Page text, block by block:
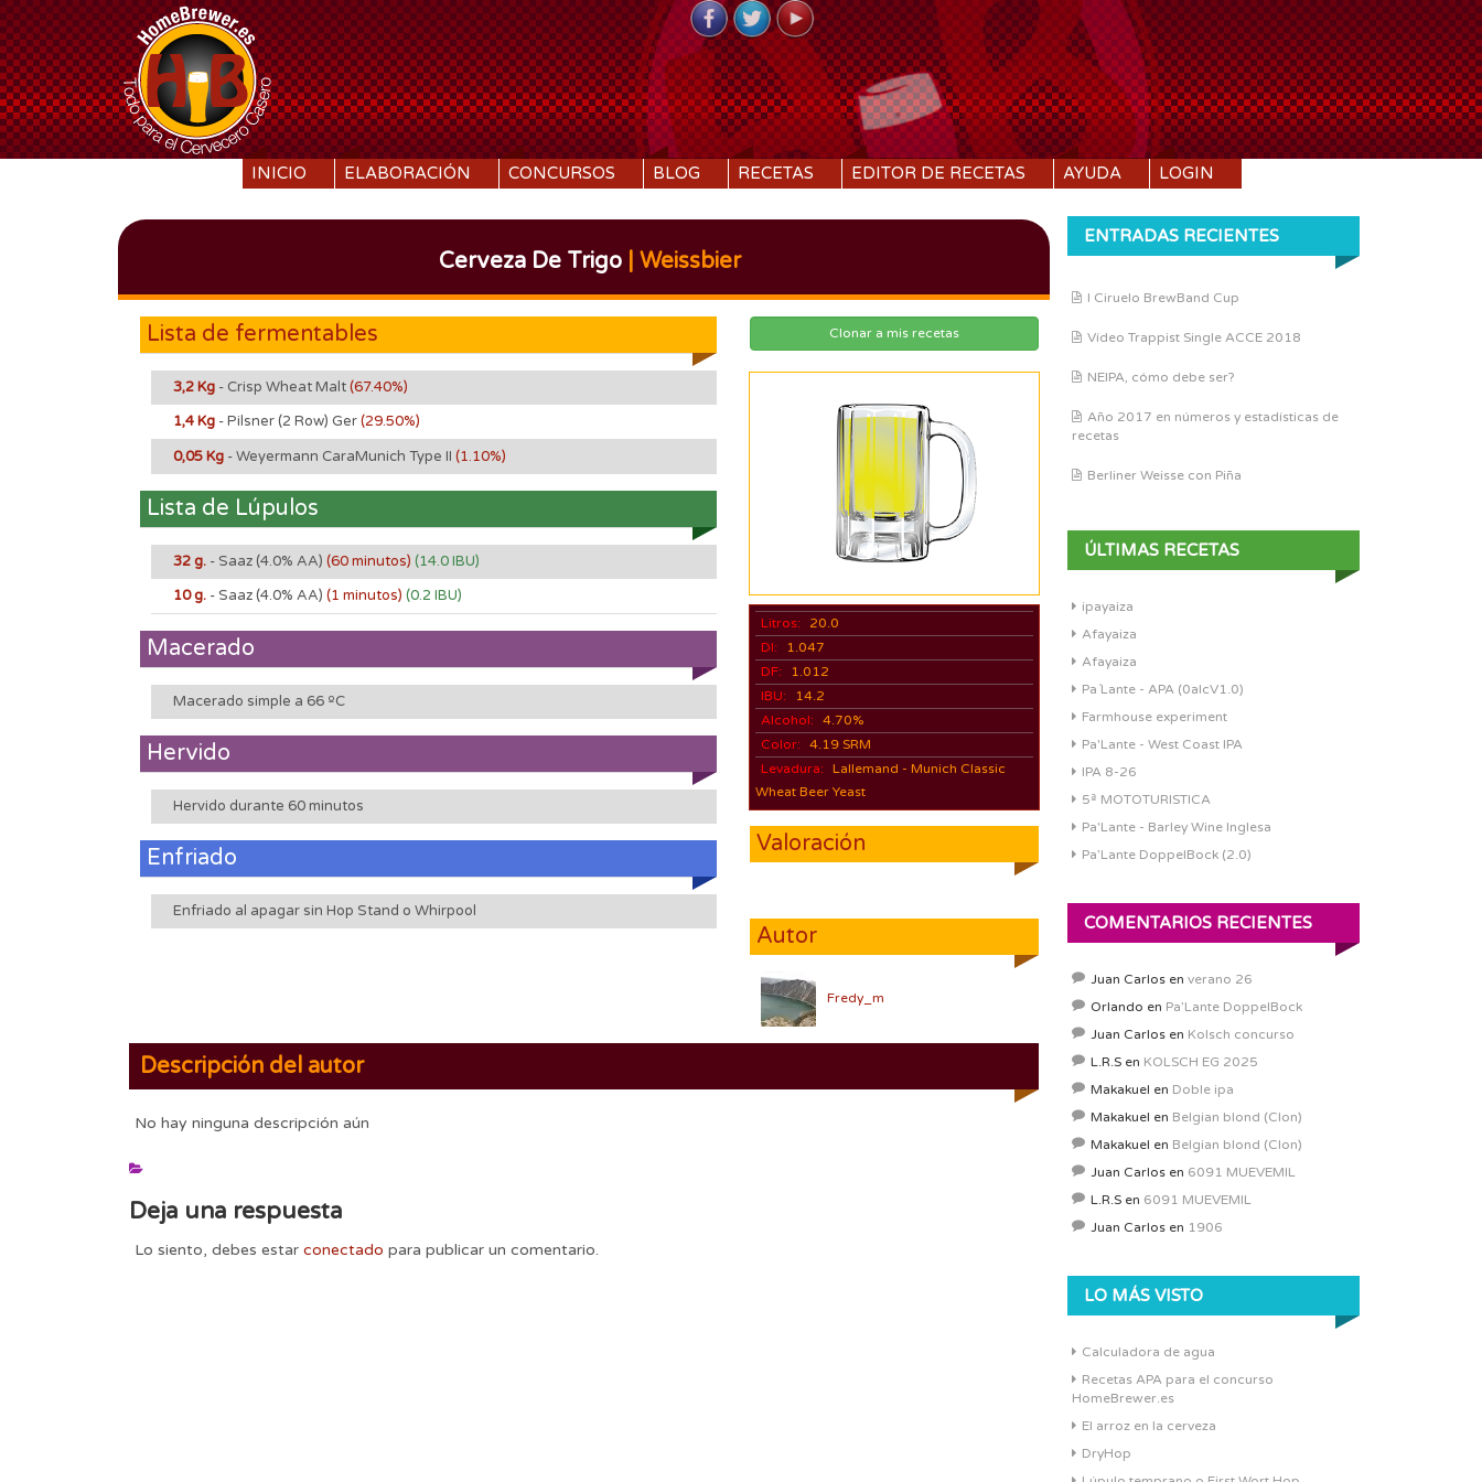
SKIP TO CONTENT
INICIO ELABORACIÓN CONCURSOS BLOG RECETAS EDITOR DE RECETAS AYUDA LOGIN
Cerveza De Trigo| Weissbier
Lista de fermentables
3,2 Kg - Crisp Wheat Malt(67.40%)
1,4 Kg - Pilsner (2 Row) Ger(29.50%)
0,05 Kg - Weyermann CaraMunich Type II (1.10%)
Lista de Lúpulos
32 g. - Saaz (4.0% AA) (60 minutos) (14.0 IBU)
10 g. - Saaz(4.0% AA) (1 minutos) (0.2 IBU)
Macerado
Macerado simple a 66 ºC
Hervido
Hervido durante 60 minutos
Enfriado
Enfriado al apagar sin Hop Stand o Whirpool
Clonar a mis recetas
Litros:
20.0
DI:
1.047
DF:
1.012
IBU:
14.2
Alcohol: 4.70%
Color: 4.19 SRM
Levadura: Lallemand - Munich Classic
Wheat Beer Yeast
Valoración
Autor
Fredy_m
Descripción del autor
No hay ninguna descripción aún
Deja una respuesta
Lo siento, debes estar conectado para publicar un comentario.
ENTRADAS RECIENTES
I Ciruelo BrewBand Cup
Vídeo Trappist Single ACCE 2018
NEIPA, cómo debe ser?
Año 2017 en números y estadísticas de
recetas
Berliner Weisse con Piña
ÚLTIMAS RECETAS
ipayaiza
Afayaiza
Afayaiza
Pa´Lante - APA (0alcV1.0)
Farmhouse experiment
Pa'Lante - West Coast IPA
IPA 8-26
5ª MOTOTURISTICA
Pa'Lante - Barley Wine Inglesa
Pa’Lante DoppelBock (2.0)
COMENTARIOS RECIENTES
Juan Carlos en verano 26
Orlando en Pa’Lante DoppelBock
Juan Carlos en Kolsch concurso
L.R.S en KOLSCH EG 2025
Makakuel en Doble ipa
Makakuel en Belgian blond (Clon)
Makakuel en Belgian blond (Clon)
Juan Carlos en 6091 MUEVEMIL
L.R.S en 6091 MUEVEMIL
Juan Carlos en 1906
LO MÁS VISTO
Calculadora de agua
Recetas APA para el concurso
HomeBrewer.es
El arroz en la cerveza
DryHop